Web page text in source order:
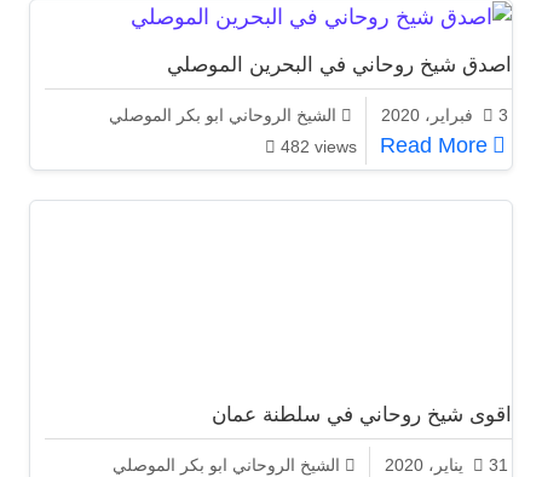
اصدق شيخ روحاني في البحرين الموصلي
3 فبراير، 2020
الشيخ الروحاني ابو بكر الموصلي
482 views
Read More
اصدق شيخ روحاني في البحرين الموصلي
اقوى شيخ روحاني في سلطنة عمان
31 يناير، 2020
الشيخ الروحاني ابو بكر الموصلي